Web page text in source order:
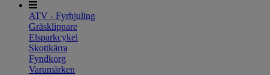
ATV - Fyrhjuling
Gräsklippare
Elsparkcykel
Skottkärra
Fyndkorg
Varumärken